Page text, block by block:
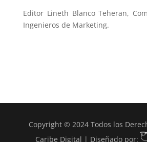
Editor Lineth Blanco Teheran,
Ingenieros de Marketing.
Copyright © 2024 Todos los
Caribe Digital | Diseñado por: